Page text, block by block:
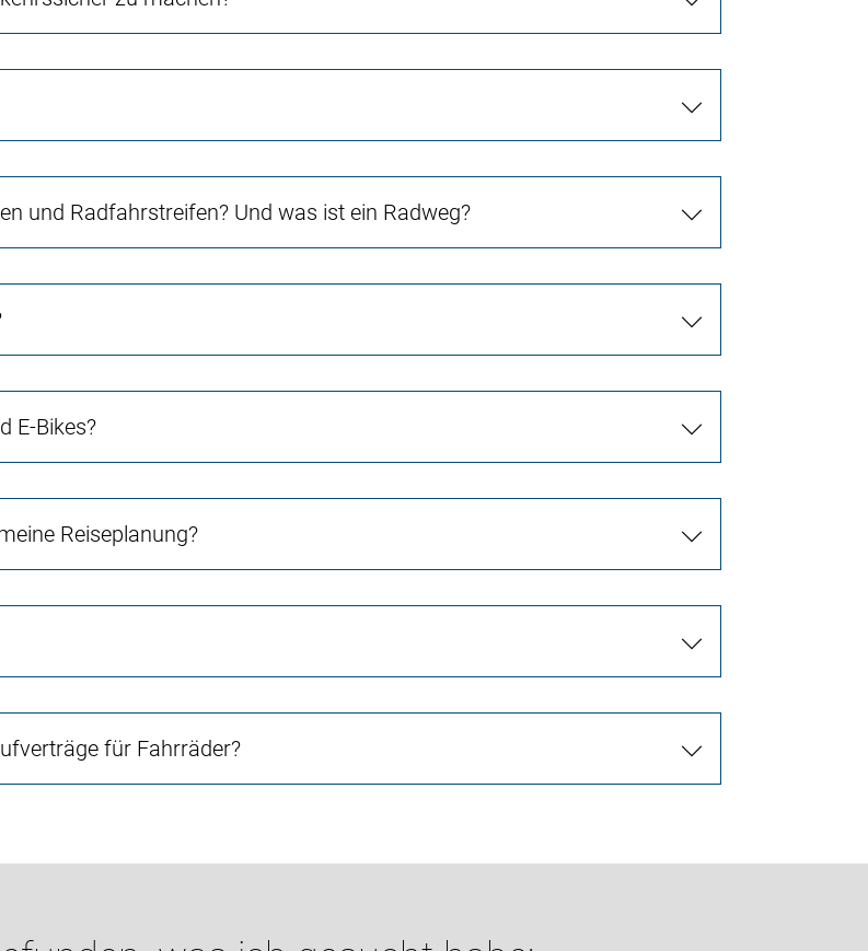
und Radfahrstreifen? Und was ist ein Radweg?
E-Bikes?
Reiseplanung?
für Fahrräder?